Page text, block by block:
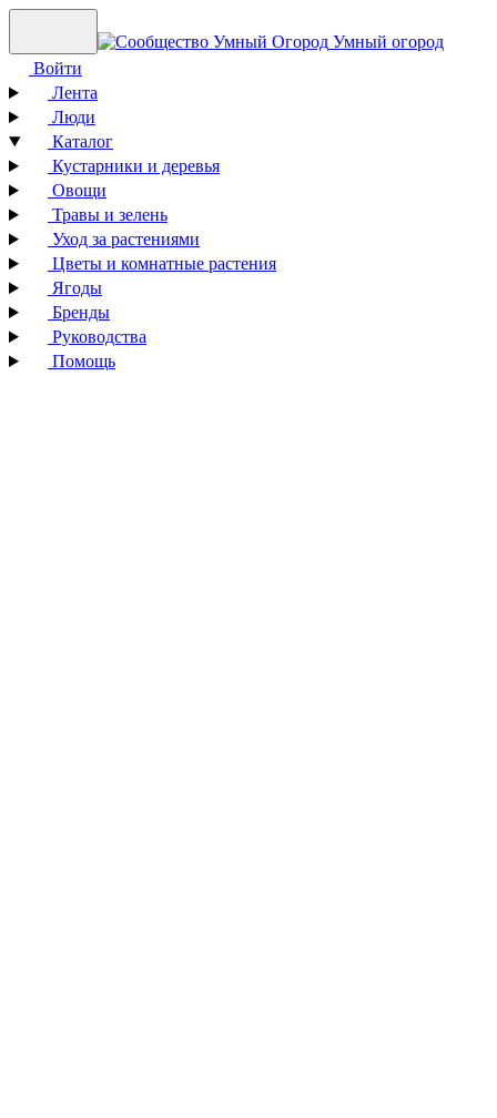
Умный огород
Войти
Лента
Люди
Каталог
Кустарники и деревья
Овощи
Травы и зелень
Уход за растениями
Цветы и комнатные растения
Ягоды
Бренды
Руководства
Помощь